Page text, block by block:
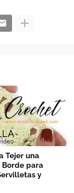
Tejer una
para
y